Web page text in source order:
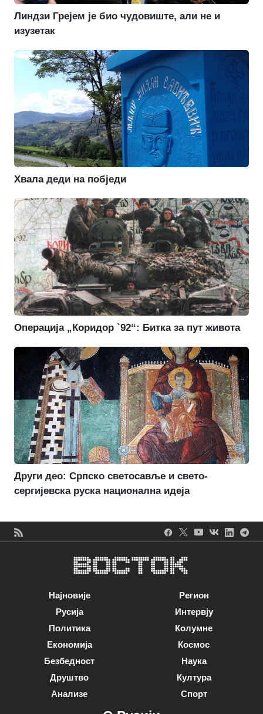
Линдзи Грејем је био чудовиште, али не и
изузетак
Хвала деди на побједи
Операција „Коридор `92“: Битка за пут живота
Други део: Српско светосавље и свето-
сергијевска руска национална идеја
Најновије
Русија
Политика
Економија
Безбедност
Друштво
Анализе
Регион
Интервју
Колумне
Космос
Наука
Култура
Спорт